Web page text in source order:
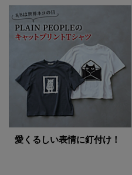
愛くるしい表情に釘付け！